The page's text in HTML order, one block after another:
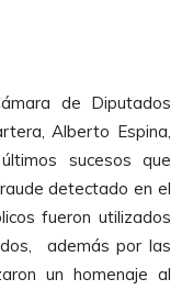
de Diputados
Alberto Espina,
sucesos que
detectado en el
fueron utilizados
además por las
un homenaje al